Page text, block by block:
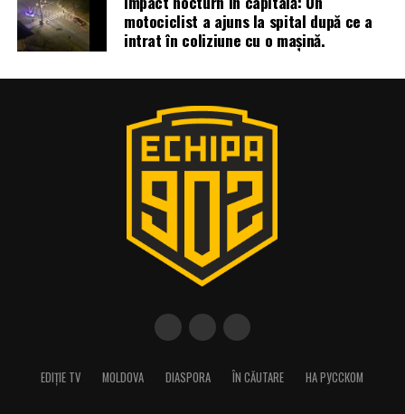
motociclist a ajuns la spital după ce a
intrat în coliziune cu o mașină.
EDIȚIE TV MOLDOVA DIASPORA ÎN CĂUTARE НА РУССКОМ